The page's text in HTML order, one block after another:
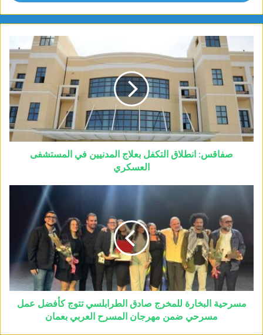
صفاقس: انطلاق التكفل بعلاج المدنيين في المستشفى
العسكري
مسرحية البخارة للمخرج صادق الطرابلسي تتوج كأفضل عمل
مسرحي ضمن مهرجان المسرح العربي بعمان